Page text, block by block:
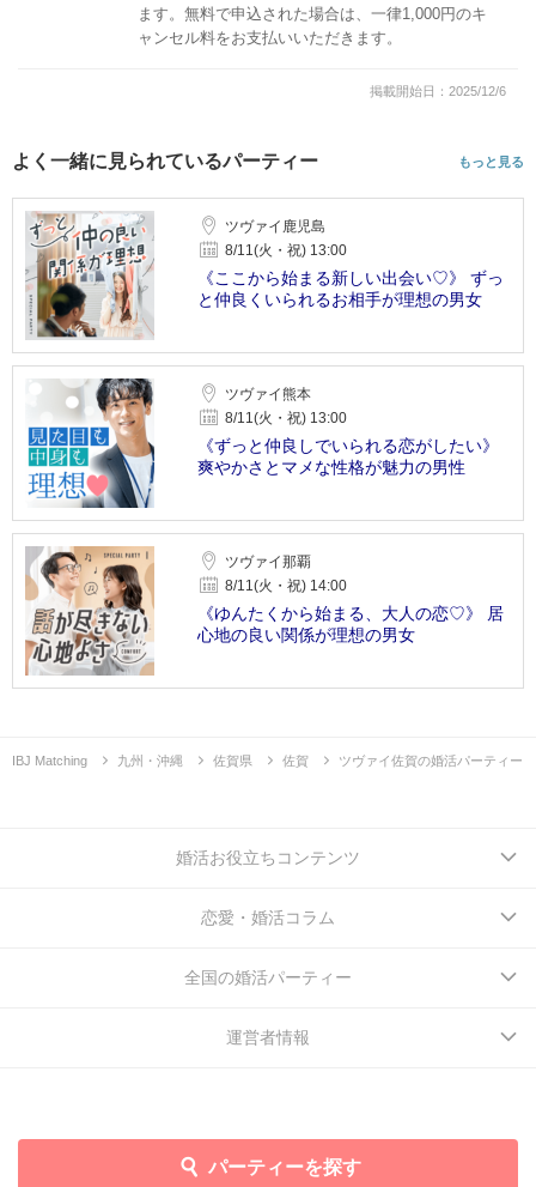
ます。無料で申込された場合は、一律1,000円のキ
ャンセル料をお支払いいただきます。
掲載開始日：2025/12/6
よく一緒に見られているパーティー もっと見る
ツヴァイ鹿児島
8/11(火・祝) 13:00
《ここから始まる新しい出会い♡》 ずっ
と仲良くいられるお相手が理想の男女
ツヴァイ熊本
8/11(火・祝) 13:00
《ずっと仲良しでいられる恋がしたい》
爽やかさとマメな性格が魅力の男性
ツヴァイ那覇
8/11(火・祝) 14:00
《ゆんたくから始まる、大人の恋♡》 居
心地の良い関係が理想の男女
IBJ Matching 九州・沖縄 佐賀県 佐賀 ツヴァイ佐賀の婚活パーティー
パーティーを探す
婚活お役立ちコンテンツ
恋愛・婚活コラム
全国の婚活パーティー
運営者情報